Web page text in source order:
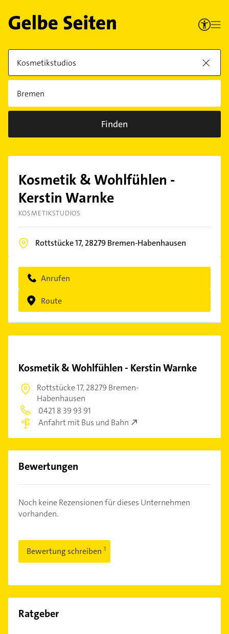
Finden
Kosmetik & Wohlfühlen -
Kerstin Warnke
KOSMETIKSTUDIOS
Rottstücke 17, 28279Bremen-Habenhausen
Anrufen
Route
Kosmetik & Wohlfühlen - Kerstin Warnke
Rottstücke 17,28279 Bremen-
Habenhausen
0421 8 39 93 91
Anfahrt mit Bus und Bahn
Bewertungen
Noch keine Rezensionen für dieses Unternehmen
vorhanden.
Bewertung schreiben
Ratgeber